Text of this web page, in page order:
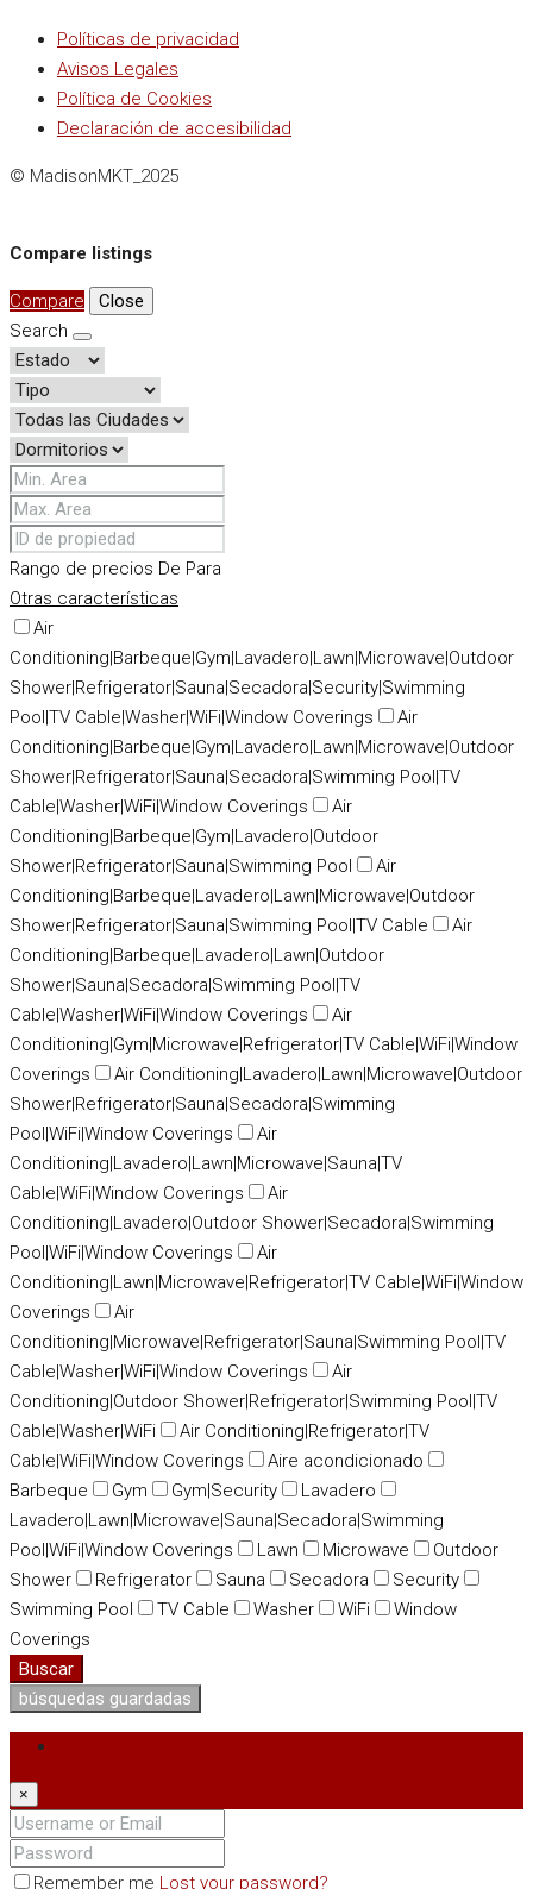
Políticas de privacidad
Avisos Legales
Política de Cookies
Declaración de accesibilidad
© MadisonMKT_2025
Compare listings
Compare
Close
Search
Rango de precios De Para
Otras características
Air
Conditioning|Barbeque|Gym|Lavadero|Lawn|Microwave|Outdoor
Shower|Refrigerator|Sauna|Secadora|Security|Swimming
Pool|TV Cable|Washer|WiFi|Window Coverings
Air
Conditioning|Barbeque|Gym|Lavadero|Lawn|Microwave|Outdoor
Shower|Refrigerator|Sauna|Secadora|Swimming Pool|TV
Cable|Washer|WiFi|Window Coverings
Air
Conditioning|Barbeque|Gym|Lavadero|Outdoor
Shower|Refrigerator|Sauna|Swimming Pool
Air
Conditioning|Barbeque|Lavadero|Lawn|Microwave|Outdoor
Shower|Refrigerator|Sauna|Swimming Pool|TV Cable
Air
Conditioning|Barbeque|Lavadero|Lawn|Outdoor
Shower|Sauna|Secadora|Swimming Pool|TV
Cable|Washer|WiFi|Window Coverings
Air
Conditioning|Gym|Microwave|Refrigerator|TV Cable|WiFi|Window
Coverings
Air Conditioning|Lavadero|Lawn|Microwave|Outdoor
Shower|Refrigerator|Sauna|Secadora|Swimming
Pool|WiFi|Window Coverings
Air
Conditioning|Lavadero|Lawn|Microwave|Sauna|TV
Cable|WiFi|Window Coverings
Air
Conditioning|Lavadero|Outdoor Shower|Secadora|Swimming
Pool|WiFi|Window Coverings
Air
Conditioning|Lawn|Microwave|Refrigerator|TV Cable|WiFi|Window
Coverings
Air
Conditioning|Microwave|Refrigerator|Sauna|Swimming Pool|TV
Cable|Washer|WiFi|Window Coverings
Air
Conditioning|Outdoor Shower|Refrigerator|Swimming Pool|TV
Cable|Washer|WiFi
Air Conditioning|Refrigerator|TV
Cable|WiFi|Window Coverings
Aire acondicionado
Barbeque
Gym Gym|Security
Lavadero
Lavadero|Lawn|Microwave|Sauna|Secadora|Swimming
Pool|WiFi|Window Coverings
Lawn Microwave
Outdoor
Shower
Refrigerator Sauna Secadora
Security
Swimming Pool
TV Cable Washer WiFi
Window
Coverings
Buscar
búsquedas guardadas
×
Remember me Lost your password?